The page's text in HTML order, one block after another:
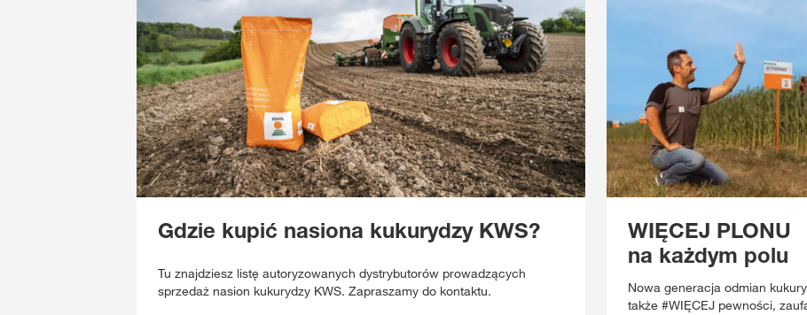
Gdzie kupić nasiona kukurydzy KWS?
Tu znajdziesz listę autoryzowanych dystrybutorów prowadzących
sprzedaż nasion kukurydzy KWS. Zapraszamy do kontaktu.
WIĘCEJ PLONU
na każdym polu
Nowa generacja odmian
także #WIĘCEJ pewności,